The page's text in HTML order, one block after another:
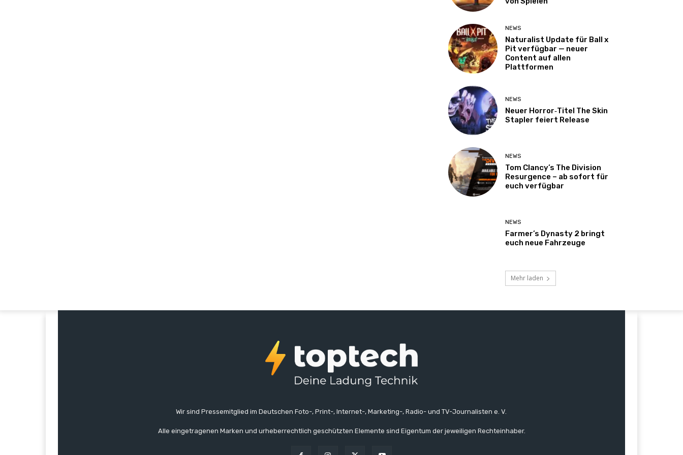
NEWS
Naturalist Update für Ball x
Pit verfügbar — neuer
Content auf allen
Plattformen
NEWS
Neuer Horror‑Titel The Skin
Stapler feiert Release
NEWS
Tom Clancy’s The Division
Resurgence – ab sofort für
euch verfügbar
NEWS
Farmer’s Dynasty 2 bringt
euch neue Fahrzeuge
Mehr laden
Wir sind Pressemitglied im Deutschen Foto-, Print-, Internet-, Marketing-, Radio- und TV-Journalisten e. V.
Alle eingetragenen Marken und urheberrechtlich geschützten Elemente sind Eigentum der jeweiligen Rechteinhaber.